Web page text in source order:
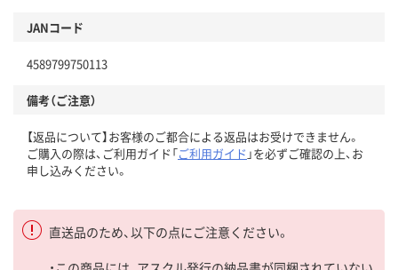
JANコード
4589799750113
備考（ご注意）
【返品について】お客様のご都合による返品はお受けできません。
ご購入の際は、ご利用ガイド「ご利用ガイド 」を必ずご確認の上、お
申し込みください。
直送品のため、以下の点にご注意ください。